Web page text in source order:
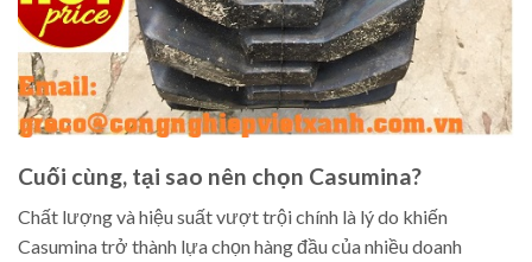
Cuối cùng, tại sao nên chọn Casumina?
Chất lượng và hiệu suất vượt trội chính là lý do khiến
Casumina trở thành lựa chọn hàng đầu của nhiều doanh